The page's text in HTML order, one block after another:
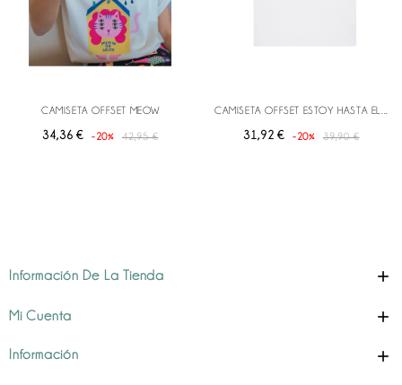
CAMISETA OFFSET MEOW
Precio
34,36 € -20%
Precio
42,95 €
CAMISETA OFFSET ESTOY HASTA EL...
Precio
31,92 € -20%
Precio
39,90 €
Información De La Tienda 
Mi Cuenta 
Información 